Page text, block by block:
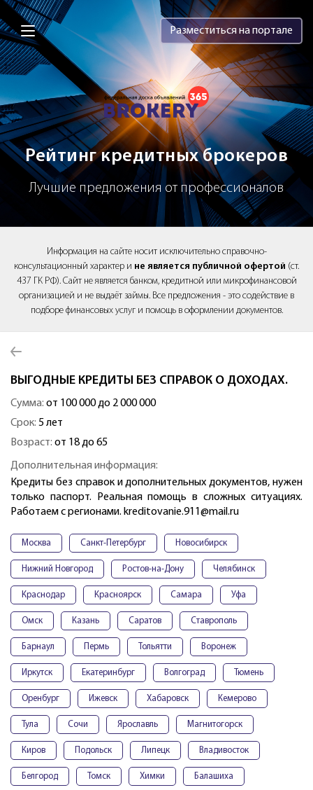
Brokery365 - Рейтинг кредитных
Разместиться на портале
Рейтинг кредитных брокеров
Лучшие предложения от профессионалов
Информация на сайте носит исключительно справочно-
консультационный характер и не является публичной офертой (ст.
437 ГК РФ). Сайт не является банком, кредитной или микрофинансовой
организацией и не выдаёт займы. Все предложения - это содействие в
подборе финансовых услуг и помощь в оформлении документов.
ВЫГОДНЫЕ КРЕДИТЫ БЕЗ СПРАВОК О ДОХОДАХ.
Сумма: от 100 000 до 2 000 000
Срок: 5 лет
Возраст: от 18 до 65
Дополнительная информация:
Кредиты без справок и дополнительных документов, нужен
только паспорт. Реальная помощь в сложных ситуациях.
Работаем с регионами. kreditovanie.911@mail.ru
Москва Санкт-Петербург Новосибирск
Нижний Новгород Ростов-на-Дону Челябинск
Краснодар Красноярск Самара Уфа
Омск Казань Саратов Ставрополь
Барнаул Пермь Тольятти Воронеж
Иркутск Екатеринбург Волгоград Тюмень
Оренбург Ижевск Хабаровск Кемерово
Тула Сочи Ярославль Магнитогорск
Киров Подольск Липецк Владивосток
Белгород Томск Химки Балашиха